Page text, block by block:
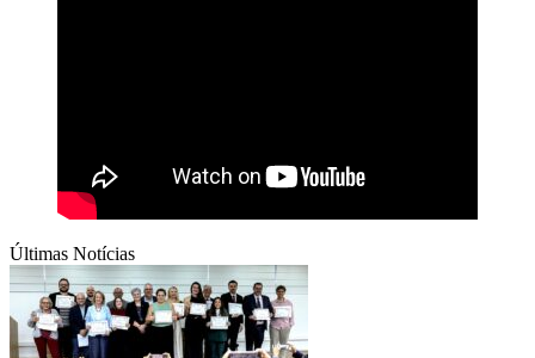
Últimas Notícias